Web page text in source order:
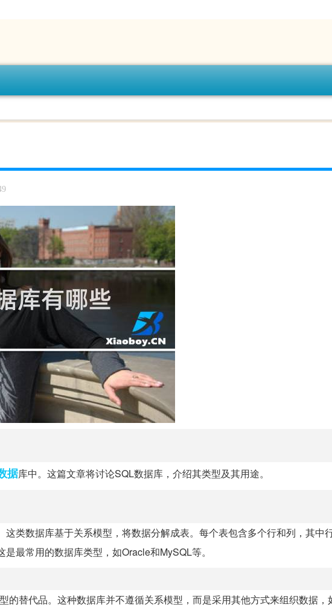
据库中。这篇文章将讨论SQL数据库，介绍其类型及其用途。
类数据库基于关系模型，将数据分解成表。每个表包含多个行和列，其中
最常用的数据库类型，如Oracle和MySQL等。
的替代品。这种数据库并不遵循关系模型，而是采用其他方式来组织数据，